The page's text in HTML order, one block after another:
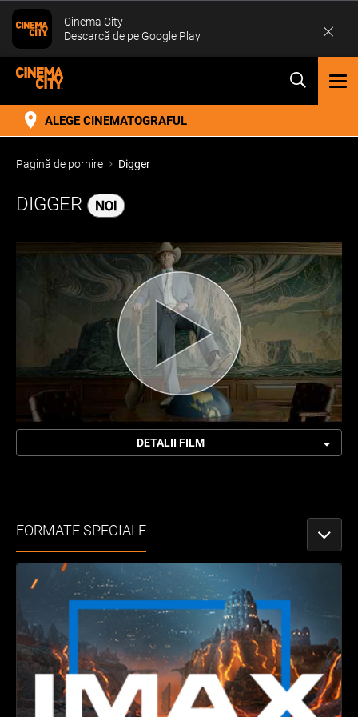
ALEGE CINEMATOGRAFUL
Pagină de pornire Digger
DIGGER
DETALII FILM
FORMATE SPECIALE
Cinema City
Descarcă de pe Google Play